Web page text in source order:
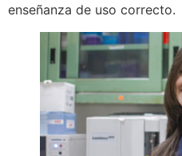
enseñanza de uso correcto.